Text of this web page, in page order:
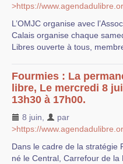
>https://
L’OMJC organise avec
Calais organise chaque
Libres ouverte à tous,
Fourmies : La
libre, Le mercredi 8
13h30 à 17h00.
8 juin
par
>https://
Dans le cadre de la stratégie
né le Central, Carrefour de la